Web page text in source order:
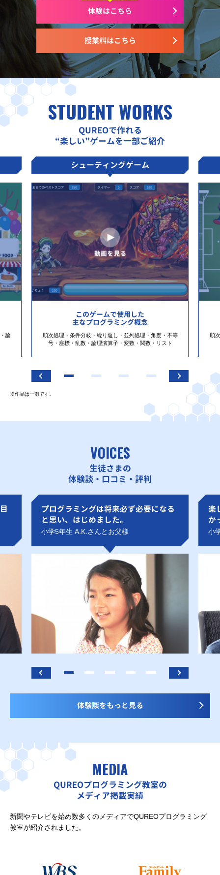
授業料はこちら
体験はこちら
STUDENT WORKS
QUREOで作れる
“楽しい”ゲームを一部ご紹介
論
シューティングゲーム
このゲームで使用した
主なプログラミング概念
順次処理・条件分岐・繰り返し・並列処理・角度・不等
号・座標・乱数・論理演算子・変数・関数・リスト
順
※作品は一例です。
VOICES
生徒さまの
体験談・口コミ・評判
プログラミングは将来必ず必要になる
と思い、はじめました。
小学5年生 A.K.さんとお父様
楽
か
小
体験談をもっと見る
MEDIA
QUREOプログラミング教室の
メディア掲載実績
新聞やテレビを始め数多くのメディアでQUREOプログラミング
教室が紹介されました。